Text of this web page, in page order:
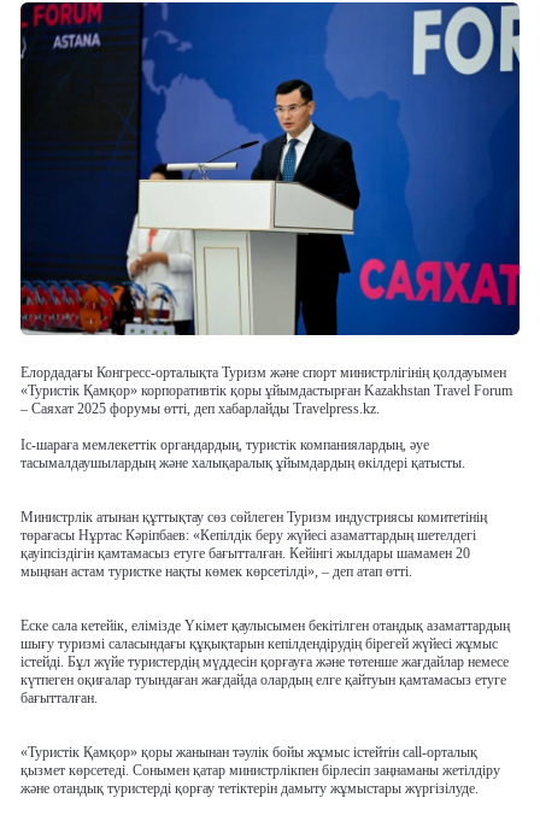
Елордадағы Конгресс-орталықта Туризм және спорт министрлігінің қолдауымен
«Туристік Қамқор» корпоративтік қоры ұйымдастырған Kazakhstan Travel Forum
– Саяхат 2025 форумы өтті, деп хабарлайды Travelpress.kz.
Іс-шараға мемлекеттік органдардың, туристік компаниялардың, әуе
тасымалдаушылардың және халықаралық ұйымдардың өкілдері қатысты.
Министрлік атынан құттықтау сөз сөйлеген Туризм индустриясы комитетінің
төрағасы Нұртас Кәріпбаев: «Кепілдік беру жүйесі азаматтардың шетелдегі
қауіпсіздігін қамтамасыз етуге бағытталған. Кейінгі жылдары шамамен 20
мыңнан астам туристке нақты көмек көрсетілді», – деп атап өтті.
Еске сала кетейік, елімізде Үкімет қаулысымен бекітілген отандық азаматтардың
шығу туризмі саласындағы құқықтарын кепілдендірудің бірегей жүйесі жұмыс
істейді. Бұл жүйе туристердің мүддесін қорғауға және төтенше жағдайлар немесе
күтпеген оқиғалар туындаған жағдайда олардың елге қайтуын қамтамасыз етуге
бағытталған.
«Туристік Қамқор» қоры жанынан тәулік бойы жұмыс істейтін call-орталық
қызмет көрсетеді. Сонымен қатар министрлікпен бірлесіп заңнаманы жетілдіру
және отандық туристерді қорғау тетіктерін дамыту жұмыстары жүргізілуде.